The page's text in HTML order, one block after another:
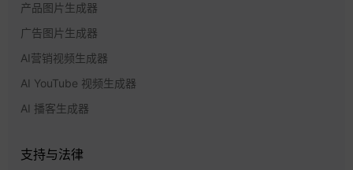
产品图片生成器
广告图片生成器
AI营销视频生成器
AI YouTube 视频生成器
AI 播客生成器
支持与法律